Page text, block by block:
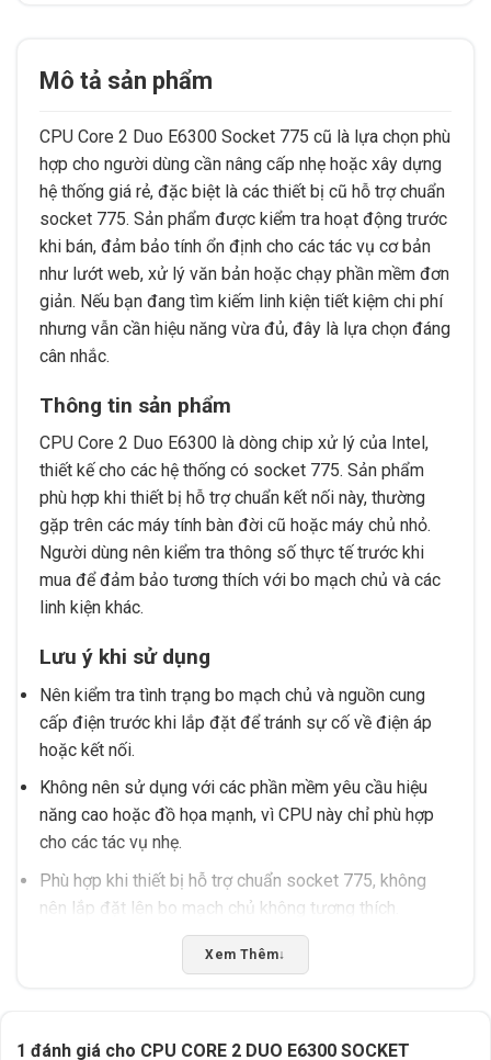
Mô tả sản phẩm
CPU Core 2 Duo E6300 Socket 775 cũ là lựa chọn phù
hợp cho người dùng cần nâng cấp nhẹ hoặc xây dựng
hệ thống giá rẻ, đặc biệt là các thiết bị cũ hỗ trợ chuẩn
socket 775. Sản phẩm được kiểm tra hoạt động trước
khi bán, đảm bảo tính ổn định cho các tác vụ cơ bản
như lướt web, xử lý văn bản hoặc chạy phần mềm đơn
giản. Nếu bạn đang tìm kiếm linh kiện tiết kiệm chi phí
nhưng vẫn cần hiệu năng vừa đủ, đây là lựa chọn đáng
cân nhắc.
Thông tin sản phẩm
CPU Core 2 Duo E6300 là dòng chip xử lý của Intel,
thiết kế cho các hệ thống có socket 775. Sản phẩm
phù hợp khi thiết bị hỗ trợ chuẩn kết nối này, thường
gặp trên các máy tính bàn đời cũ hoặc máy chủ nhỏ.
Người dùng nên kiểm tra thông số thực tế trước khi
mua để đảm bảo tương thích với bo mạch chủ và các
linh kiện khác.
Lưu ý khi sử dụng
Nên kiểm tra tình trạng bo mạch chủ và nguồn cung
cấp điện trước khi lắp đặt để tránh sự cố về điện áp
hoặc kết nối.
Không nên sử dụng với các phần mềm yêu cầu hiệu
năng cao hoặc đồ họa mạnh, vì CPU này chỉ phù hợp
cho các tác vụ nhẹ.
Phù hợp khi thiết bị hỗ trợ chuẩn socket 775, không
nên lắp đặt lên bo mạch chủ không tương thích.
Thông số đáng chú ýXem Thêm↓
1 đánh giá cho CPU CORE 2 DUO E6300 SOCKET